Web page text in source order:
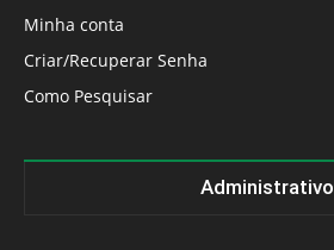
Minha conta
Criar/Recuperar Senha
Como Pesquisar
Administrativo